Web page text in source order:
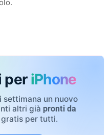
per iPhone
settimana un nuovo
altri già pronti da
gratis per tutti.